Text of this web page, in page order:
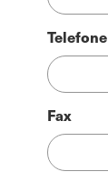
Telefone
Fax